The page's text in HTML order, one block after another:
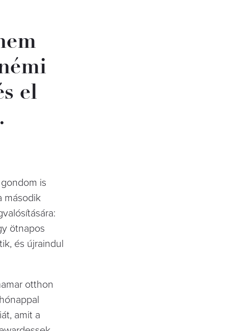
el
is
második
ötnapos
és újraindul
otthon
amit a